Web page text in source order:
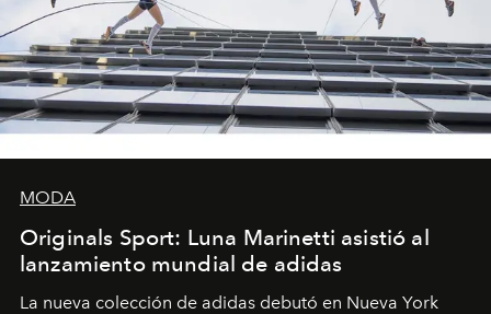
MODA
Originals Sport: Luna Marinetti asistió al
lanzamiento mundial de adidas
La nueva colección de adidas debutó en Nueva York